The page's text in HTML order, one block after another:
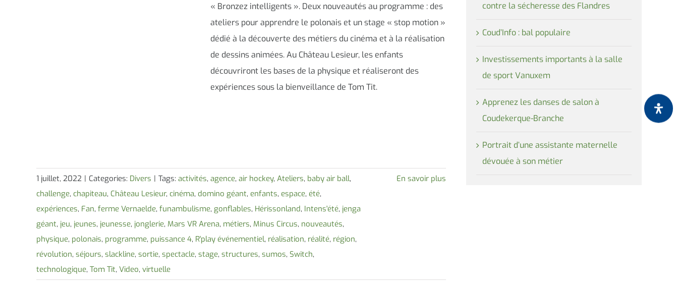
« Bronzez intelligents ». Deux nouveautés au programme : des
ateliers pour apprendre le polonais et un stage « stop motion »
dédié à la découverte des métiers du cinéma et à la réalisation
de dessins animées. Au Château Lesieur, les enfants
découvriront les bases de la physique et réaliseront des
expériences sous la bienveillance de Tom Tit.
1 juillet, 2022 | Categories: Divers | Tags: activités, agence, air hockey, Ateliers, baby air ball,
challenge, chapiteau, Château Lesieur, cinéma, domino géant, enfants, espace, été,
expériences, Fan, ferme Vernaelde, funambulisme, gonflables, Hérissonland, Intens'été, jenga
géant, jeu, jeunes, jeunesse, jonglerie, Mars VR Arena, métiers, Minus Circus, nouveautés,
physique, polonais, programme, puissance 4, R'play événementiel, réalisation, réalité, région,
révolution, séjours, slackline, sortie, spectacle, stage, structures, sumos, Switch,
technologique, Tom Tit, Video, virtuelle
En savoir plus
contre la sécheresse des Flandres
Coud’Info : bal populaire
Investissements importants à la salle
de sport Vanuxem
Apprenez les danses de salon à
Coudekerque-Branche
Portrait d’une assistante maternelle
dévouée à son métier